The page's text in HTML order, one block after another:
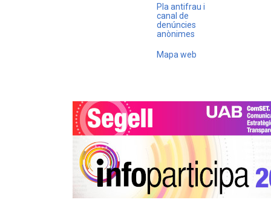
Pla antifrau i
canal de
denúncies
anònimes
Mapa web